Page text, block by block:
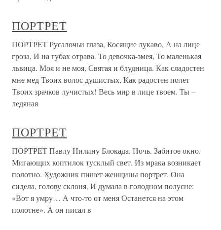
ПОРТРЕТ
ПОРТРЕТ Русалочьи глаза, Косящие лукаво, А на лице
гроза, И на губах отрава. То девочка-змея, То маленькая
львица. Моя и не моя, Святая и блудница. Как сладостен
мне мед Твоих волос душистых, Как радостен полет
Твоих зрачков лучистых! Весь мир в лице твоем. Ты –
ледяная
ПОРТРЕТ
ПОРТРЕТ Павлу Нилину Блокада. Ночь. Забитое окно.
Мигающих коптилок тусклый свет. Из мрака возникает
полотно. Художник пишет женщины портрет. Она
сидела, голову склоня, И думала в голодном полусне:
«Вот я умру… А что-то от меня Останется на этом
полотне». А он писал в